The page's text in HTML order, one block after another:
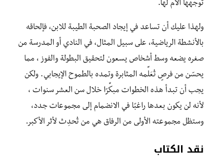
توجِّهها الأم لها.
ولهذا عليك أن تساعد في إيجاد الصحبة الطيبة للابن، فإلحاقه
بالأنشطة الرياضية، على سبيل المثال، في النادي أو المدرسة من
صغره يضعه وسط أشخاص يسعون لتحقيق البطولة والفوز ، مما
يحسّن من فرصٍ تُعَلِّمه المثابرة وتمده بالطموح الإيجابي. ولكن
يجب أن تبدأ هذه الخطوات مبكِّرًا خلال سن العشر سنوات ،
لأنه لن يكون بعدها راغبًا في الانضمام إلى مجموعات جدد،
وستظل مجموعته الأولى من الرفاق هي من تُحدِث لأثر الأكبر.
نقد الكتاب